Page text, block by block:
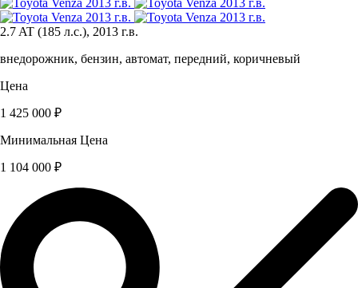
2.7 AT (185 л.с.), 2013 г.в.
внедорожник, бензин, автомат, передний, коричневый
Цена
1 425 000 ₽
Минимальная Цена
1 104 000 ₽